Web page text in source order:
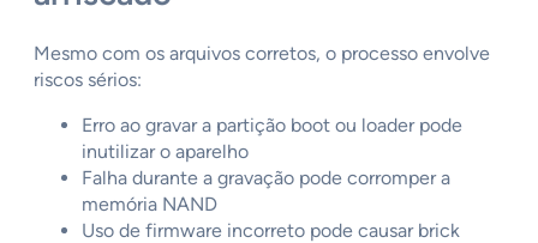
Mesmo com os arquivos corretos, o processo envolve
riscos sérios:
Erro ao gravar a partição boot ou loader pode
inutilizar o aparelho
Falha durante a gravação pode corromper a
memória NAND
Uso de firmware incorreto pode causar brick